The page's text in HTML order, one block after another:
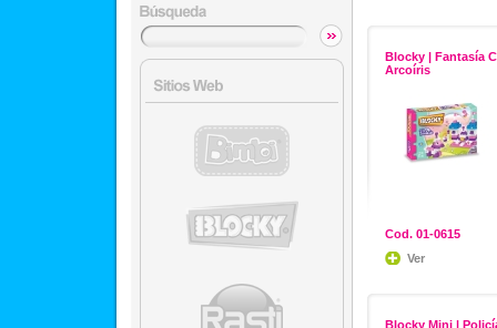
Blocky | Fantasía
Arcoíris
Cod. 01-0615
Ver
Blocky Mini |